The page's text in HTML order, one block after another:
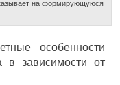
на формирующуюся
особенности
в зависимости от